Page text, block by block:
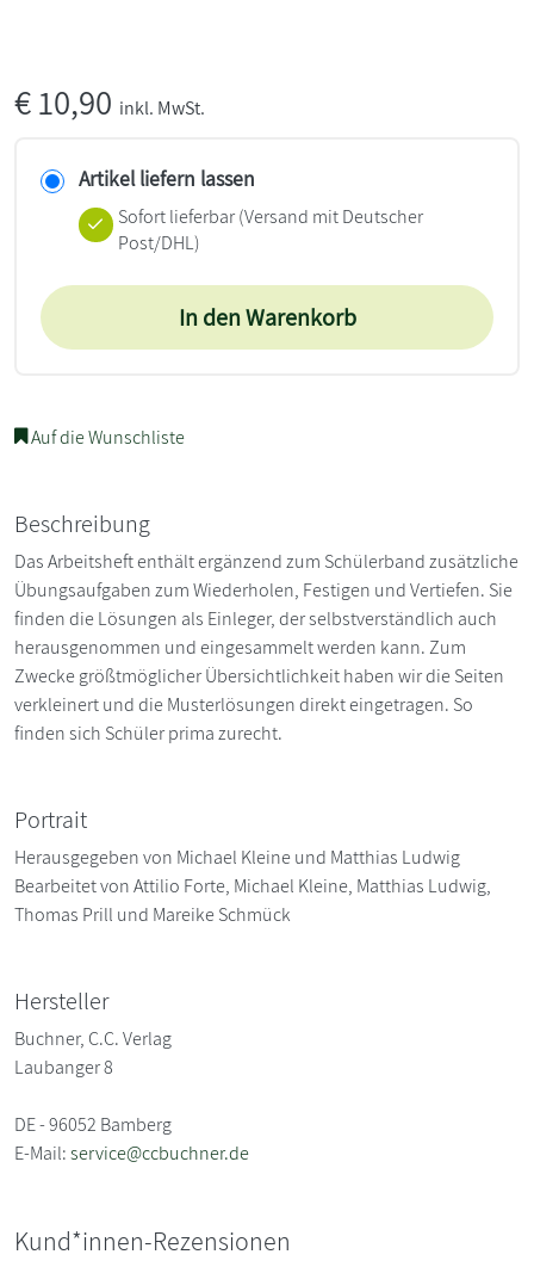
€10,90 inkl. MwSt.
Artikel liefern lassen
Sofort lieferbar(Versand mit Deutscher
Post/DHL)
In den Warenkorb
Auf die Wunschliste
Beschreibung
Das Arbeitsheft enthält ergänzend zum Schülerband zusätzliche
Übungsaufgaben zum Wiederholen, Festigen und Vertiefen. Sie
finden die Lösungen als Einleger, der selbstverständlich auch
herausgenommen und eingesammelt werden kann. Zum
Zwecke größtmöglicher Übersichtlichkeit haben wir die Seiten
verkleinert und die Musterlösungen direkt eingetragen. So
finden sich Schüler prima zurecht.
Portrait
Herausgegeben von Michael Kleine und Matthias Ludwig
Bearbeitet von Attilio Forte, Michael Kleine, Matthias Ludwig,
Thomas Prill und Mareike Schmück
Hersteller
Buchner, C.C. Verlag
Laubanger 8
DE - 96052 Bamberg
E-Mail:service@ccbuchner.de
Kund*innen-Rezensionen